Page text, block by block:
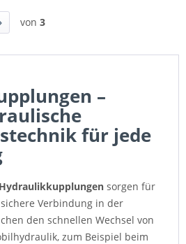
von 3
–
für jede
Hydraulikkupplungen sorgen für
Verbindung in der
den schnellen Wechsel von
zum Beispiel beim